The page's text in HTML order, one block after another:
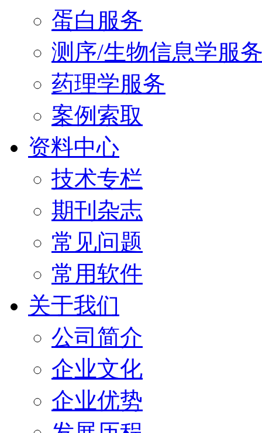
蛋白服务
测序/生物信息学服
药理学服务
案例索取
资料中心
技术专栏
期刊杂志
常见问题
常用软件
关于我们
公司简介
企业文化
企业优势